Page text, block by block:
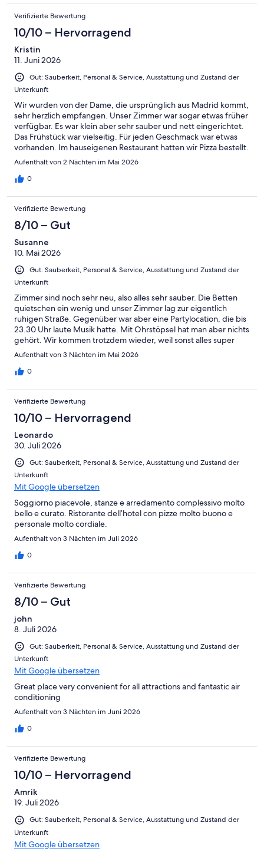
Verifizierte Bewertung
10/10 – Hervorragend
Kristin
11. Juni 2026
Gut: Sauberkeit, Personal & Service, Ausstattung und Zustand der
Unterkunft
Wir wurden von der Dame, die ursprünglich aus Madrid kommt,
sehr herzlich empfangen. Unser Zimmer war sogar etwas früher
verfügbar. Es war klein aber sehr sauber und nett eingerichtet.
Das Frühstück war vielseitig. Für jeden Geschmack war etwas
vorhanden. Im hauseigenen Restaurant hatten wir Pizza bestellt.
Auch diese war sehr lecker. Der Check out lief genauso
und wir würden das Hotel mit der wirklich hervorragenden Lage
Aufenthalt von 2 Nächten im Mai 2026
0
Verifizierte Bewertung
8/10 – Gut
Susanne
10. Mai 2026
Gut: Sauberkeit, Personal & Service, Ausstattung und Zustand der
Unterkunft
Zimmer sind noch sehr neu, also alles sehr sauber. Die Betten
quietschen ein wenig und unser Zimmer lag zur eigentlich
ruhigen Straße. Gegenüber war aber eine Partylocation, die bis
23.30 Uhr laute Musik hatte. Mit Ohrstöpsel hat man aber nichts
gehört. Wir kommen trotzdem wieder, weil sonst alles super
war.
Aufenthalt von 3 Nächten im Mai 2026
0
Verifizierte Bewertung
10/10 – Hervorragend
Leonardo
30. Juli 2026
Gut: Sauberkeit, Personal & Service, Ausstattung und Zustand der
Unterkunft
Mit Google übersetzen
Soggiorno piacevole, stanze e arredamento complessivo molto
bello e curato. Ristorante dell’hotel con pizze molto buono e
personale molto cordiale.
Aufenthalt von 3 Nächten im Juli 2026
0
Verifizierte Bewertung
8/10 – Gut
john
8. Juli 2026
Gut: Sauberkeit, Personal & Service, Ausstattung und Zustand der
Unterkunft
Mit Google übersetzen
Great place very convenient for all attractions and fantastic air
conditioning
Aufenthalt von 3 Nächten im Juni 2026
0
Verifizierte Bewertung
10/10 – Hervorragend
Amrik
19. Juli 2026
Gut: Sauberkeit, Personal & Service, Ausstattung und Zustand der
Unterkunft
Mit Google übersetzen